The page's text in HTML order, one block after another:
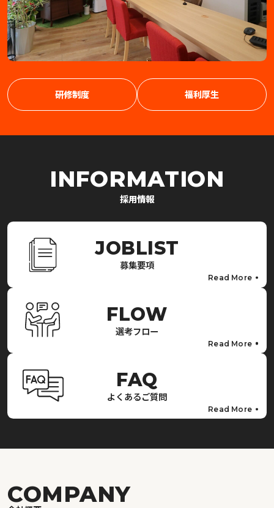
研修制度 福利厚生
INFORMATION
採用情報
JOBLIST
募集要項
Read More
FLOW
選考フロー
Read More
FAQ
よくあるご質問
Read More
COMPANY